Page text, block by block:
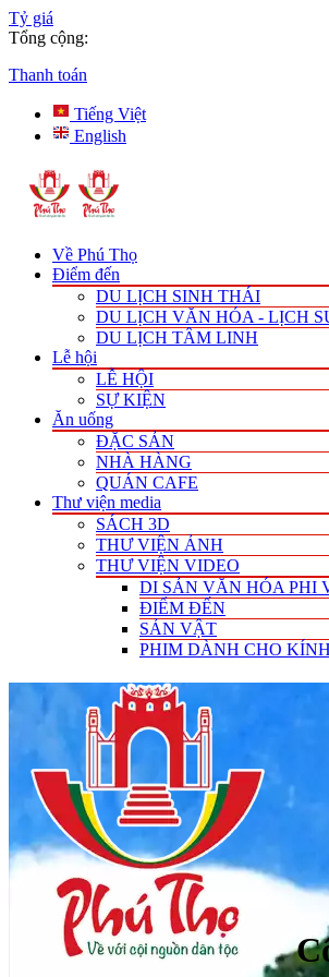
Tỷ giá
Tổng cộng:
Thanh toán
Tiếng Việt
English
Về Phú Thọ
Điểm đến
DU LỊCH SINH THÁI
DU LỊCH VĂN HÓA - LỊCH
DU LỊCH TÂM LINH
Lễ hội
LỄ HỘI
SỰ KIỆN
Ăn uống
ĐẶC SẢN
NHÀ HÀNG
QUÁN CAFE
Thư viện media
SÁCH 3D
THƯ VIỆN ẢNH
THƯ VIỆN VIDEO
DI SẢN VĂN HÓA PHI
ĐIỂM ĐẾN
SẢN VẬT
PHIM DÀNH CHO